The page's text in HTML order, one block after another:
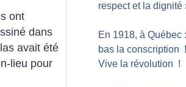
ont
dans
avait été
lieu pour
respect et la dignité
En 1918, à Québec
bas la conscription !
Vive la révolution !